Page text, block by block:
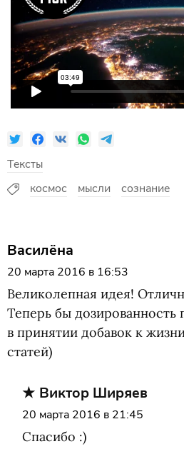
Тексты
космос
мысли сознание
Василёна
20 марта 2016 в 16:53
Великолепная идея!
Теперь бы дозированность
в принятии добавок к
статей)
Виктор Ширяев
20 марта 2016 в 21:45
Спасибо :)